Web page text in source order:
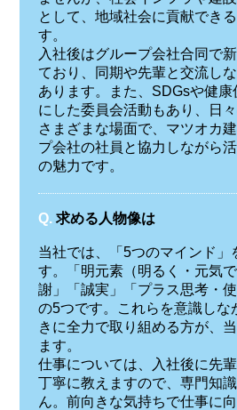
として、地域社会に貢献でき
す。
入社後はグループ会社合同で
ており、同期や先輩と交流し
あります。また、SDGsや健
にした委員会活動もあり、日
さまざまな場面で、マツオカ
プ会社の社員と協力しながら
の魅力です。
Q. 求める人物像は
当社では、「5つのマインド」
す。「明元素（明るく・元気
謝」「誠実」「プラス思考・使
の5つです。これらを意識しな
きに全力で取り組める方が、
ます。
仕事については、入社後に先
丁寧に教えますので、専門知
ん。前向きな気持ちで仕事に